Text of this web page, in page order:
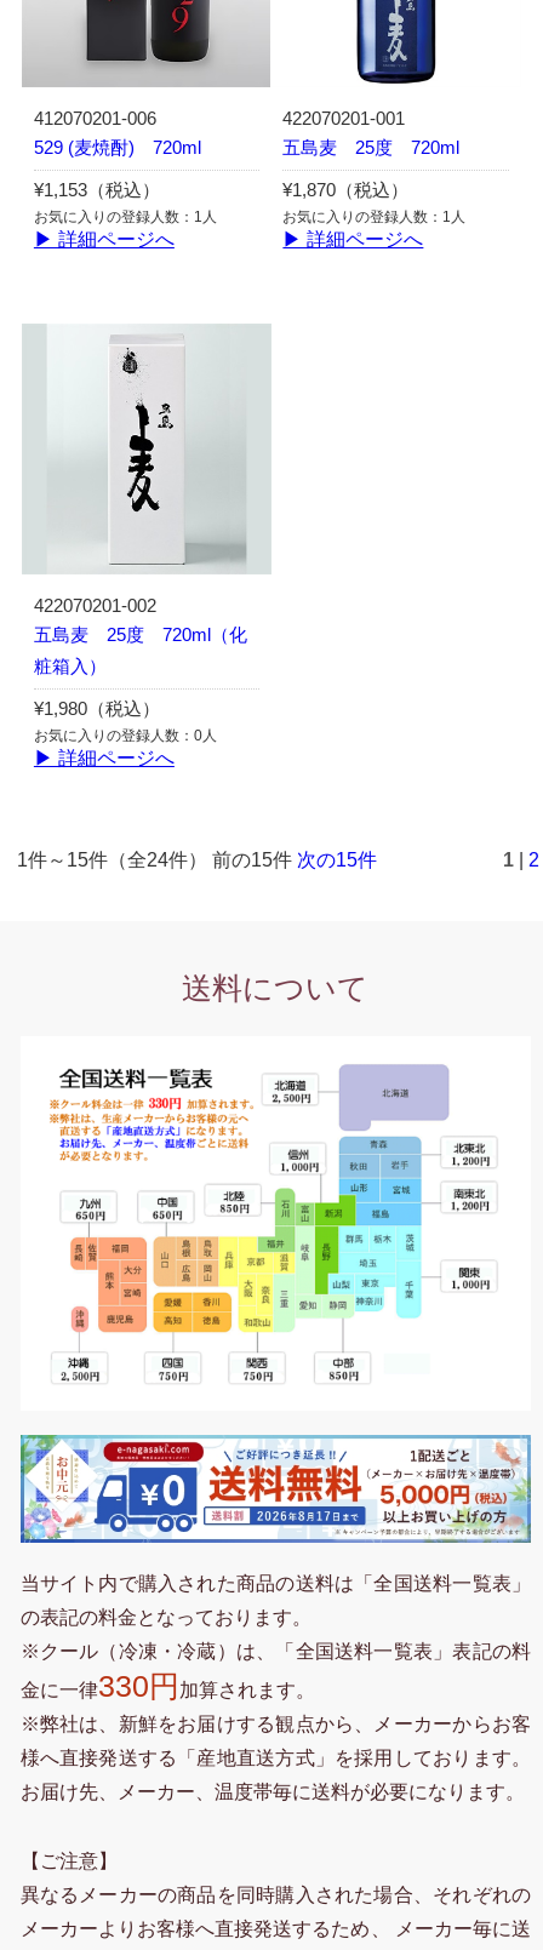
412070201-006
529 (麦焼酎) 720ml
¥1,153（税込）
お気に入りの登録人数：1人
▶ 詳細ページへ
422070201-001
五島麦 25度 720ml
¥1,870（税込）
お気に入りの登録人数：1人
▶ 詳細ページへ
422070201-002
五島麦 25度 720ml（化
粧箱入）
¥1,980（税込）
お気に入りの登録人数：0人
▶ 詳細ページへ
1件～15件（全24件） 前の15件 次の15件 1 2
送料について
当サイト内で購入された商品の送料は「全国送料一覧表」
の表記の料金となっております。
※クール（冷凍・冷蔵）は、「全国送料一覧表」表記の料
金に一律330円 加算されます。
※弊社は、新鮮をお届けする観点から、メーカーからお客
様へ直接発送する「産地直送方式」を採用しております。
お届け先、メーカー、温度帯毎に送料が必要になります。
【ご注意】
異なるメーカーの商品を同時購入された場合、それぞれの
メーカーよりお客様へ直接発送するため、 メーカー毎に送